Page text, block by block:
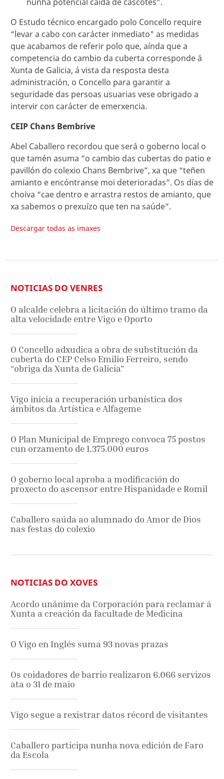
O Estudo técnico encargado polo Concello require
“levar a cabo con carácter inmediato" as medidas
que acabamos de referir polo que, aínda que a
competencia do cambio da cuberta corresponde á
Xunta de Galicia, á vista da resposta desta
administración, o Concello para garantir a
seguridade das persoas usuarias vese obrigado a
intervir con carácter de emerxencia.
CEIP Chans Bembrive
Abel Caballero recordou que será o goberno local o
que tamén asuma “o cambio das cubertas do patio e
pavillón do colexio Chans Bembrive”, xa que “teñen
amianto e encóntranse moi deterioradas”. Os días de
choiva “cae dentro e arrastra restos de amianto, que
xa sabemos o prexuízo que ten na saúde”.
Descargar todas as imaxes
NOTICIAS DO VENRES
O alcalde celebra a licitación do último tramo da
alta velocidade entre Vigo e Oporto
O Concello adxudica a obra de substitución da
cuberta do CEP Celso Emilio Ferreiro, sendo
“obriga da Xunta de Galicia”
Vigo inicia a recuperación urbanística dos
ámbitos da Artística e Alfageme
O Plan Municipal de Emprego convoca 75 postos
cun orzamento de 1.375.000 euros
O goberno local aproba a modificación do
proxecto do ascensor entre Hispanidade e Romil
Caballero saúda ao alumnado do Amor de Dios
nas festas do colexio
NOTICIAS DO XOVES
Acordo unánime da Corporación para reclamar á
Xunta a creación da facultade de Medicina
O Vigo en Inglés suma 93 novas prazas
Os coidadores de barrio realizaron 6.066 servizos
ata o 31 de maio
Vigo segue a rexistrar datos récord de visitantes
Caballero participa nunha nova edición de Faro
da Escola